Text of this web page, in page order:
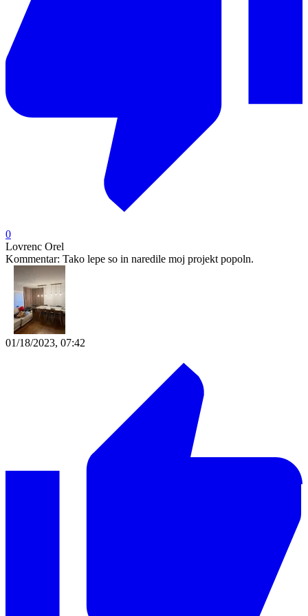
0
Lovrenc Orel
Kommentar: Tako lepe so in naredile moj projekt popoln.
01/18/2023, 07:42